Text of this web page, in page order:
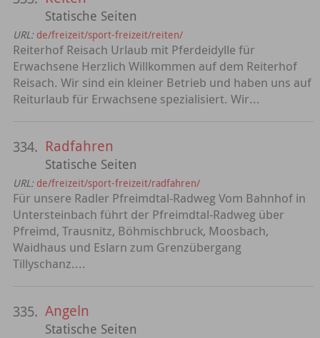
Statische Seiten
URL: de/freizeit/sport-freizeit/reiten/
Reiterhof Reisach Urlaub mit Pferdeidylle für
Erwachsene Herzlich Willkommen auf dem Reiterhof
Reisach. Wir sind ein kleiner Betrieb und haben uns auf
Reiturlaub für Erwachsene spezialisiert. Wir...
334. Radfahren
Statische Seiten
URL: de/freizeit/sport-freizeit/radfahren/
Für unsere Radler Pfreimdtal-Radweg Vom Bahnhof in
Untersteinbach führt der Pfreimdtal-Radweg über
Pfreimd, Trausnitz, Böhmischbruck, Moosbach,
Waidhaus und Eslarn zum Grenzübergang
Tillyschanz....
335. Angeln
Statische Seiten